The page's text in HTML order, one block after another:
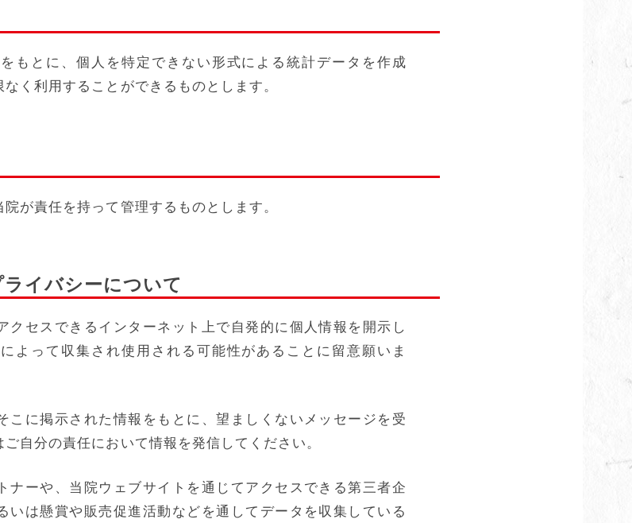
もとに、個人を特定できない形式による統計データを作成
く利用することができるものとします。
が責任を持って管理するものとします。
イバシーについて
クセスできるインターネット上で自発的に個人情報を開示し
よって収集され使用される可能性があることに留意願いま
こに掲示された情報をもとに、望ましくないメッセージを受
自分の責任において情報を発信してください。
ナーや、当院ウェブサイトを通じてアクセスできる第三者企
いは懸賞や販売促進活動などを通してデータを収集している